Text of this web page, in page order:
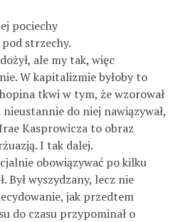
pociechy
pod strzechy.
ale my tak, więc
W kapitalizmie byłoby to
tkwi w tym, że wzorował
do niej nawiązywał,
Kasprowicza to obraz
I tak dalej.
obowiązywać po kilku
Był wyszydzany, lecz nie
jak przedtem
do czasu przypominał o